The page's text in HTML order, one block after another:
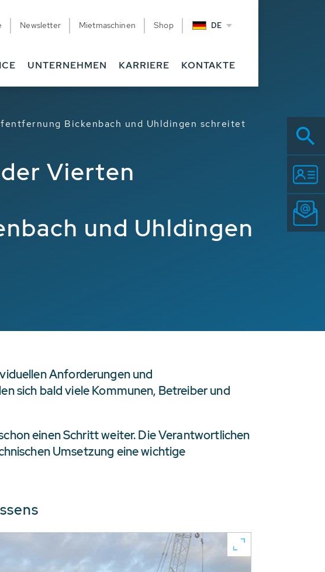
Newsletter Mietmaschinen Shop DE
UNTERNEHMEN KARRIERE KONTAKTE
Bickenbach und Uhldingen schreitet
Vierten
und Uhldingen
Anforderungen und
sich bald viele Kommunen, Betreiber und
einen Schritt weiter. Die Verantwortlichen
Umsetzung eine wichtige